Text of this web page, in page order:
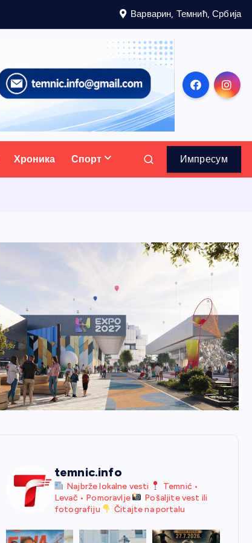
Варварин, Темнић, Србија
Хроника Спорт Импресум
temnic.info
Najbrže lokalne vesti
Temnić •
Levač • Pomoravlje
Pošaljite vest ili
fotografiju
Čitajte na portalu